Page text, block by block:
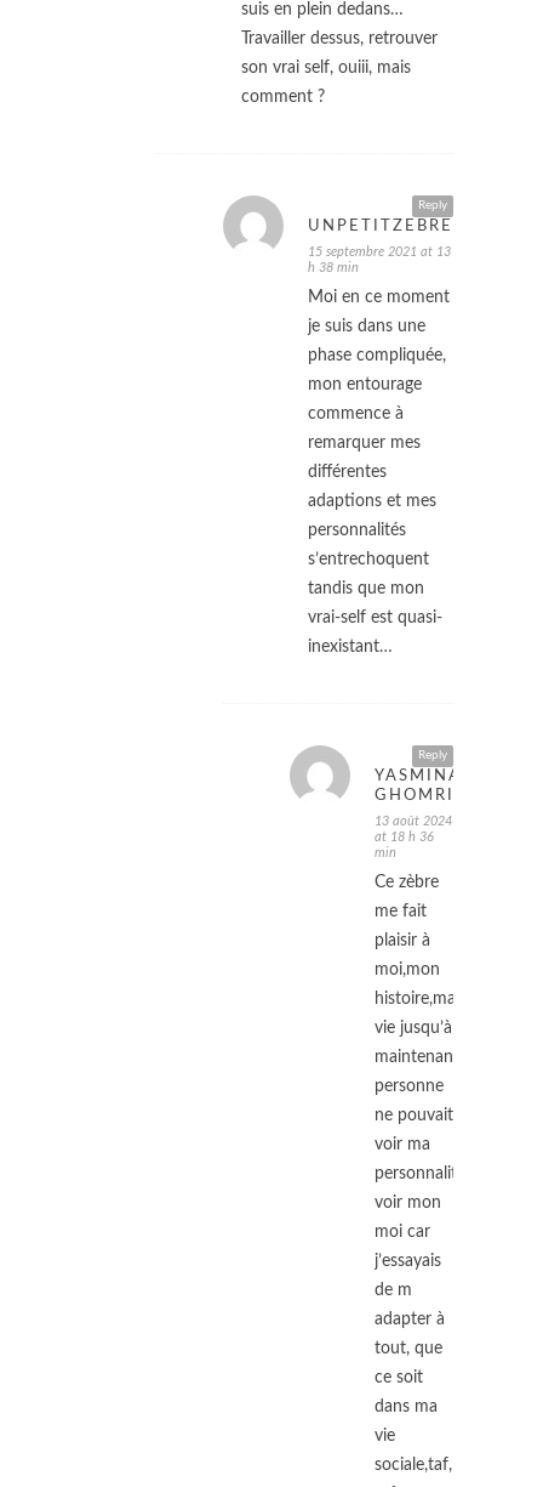
suis en plein dedans…
Travailler dessus, retrouver
son vrai self, ouiii, mais
comment ?
Reply
15 septembre 2021 at 13
h 38 min
Moi en ce moment
je suis dans une
phase compliquée,
mon entourage
commence à
remarquer mes
différentes
adaptions et mes
personnalités
s’entrechoquent
tandis que mon
vrai-self est quasi-
inexistant…
Reply
YASMINA
GHOMRI
13 août 2024
at 18 h 36
min
Ce zèbre
me fait
plaisir à
moi,mon
histoire,ma
vie jusqu’à
maintenant….
personne
ne pouvait
voir ma
personnalité
voir mon
moi car
j’essayais
de m
adapter à
tout, que
ce soit
dans ma
vie
sociale,taf,